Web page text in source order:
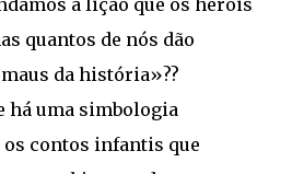
a lição que os herois
quantos de nós dão
da história»??
há uma simbologia
contos infantis que